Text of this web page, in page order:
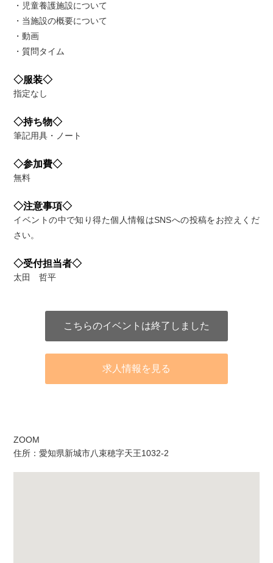
・児童養護施設について
・当施設の概要について
・動画
・質問タイム
◇服装◇
指定なし
◇持ち物◇
筆記用具・ノート
◇参加費◇
無料
◇注意事項◇
イベントの中で知り得た個人情報はSNSへの投稿をお控えくだ
さい。
◇受付担当者◇
太田 哲平
こちらのイベントは終了しました
求人情報を見る
ZOOM
住所：愛知県新城市八束穂字天王1032-2